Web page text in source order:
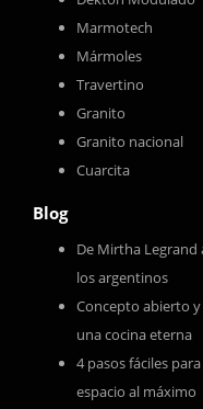
Marmotech
Mármoles
Travertino
Granito
Granito nacional
Cuarcita
Blog
De Mirtha Legrand
los argentinos
Concepto abierto
una cocina eterna
4 pasos fáciles
espacio al máximo